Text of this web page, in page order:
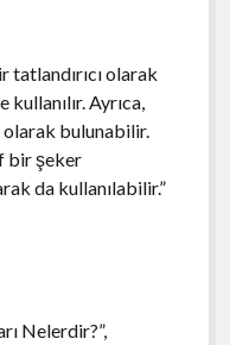
tatlandırıcı olarak
Ayrıca,
bulunabilir.
bir şeker
da kullanılabilir.”
Nelerdir?”,